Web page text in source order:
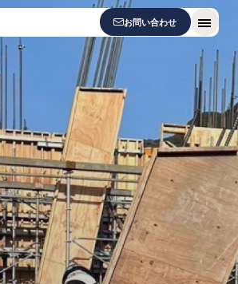
お問い合わせ